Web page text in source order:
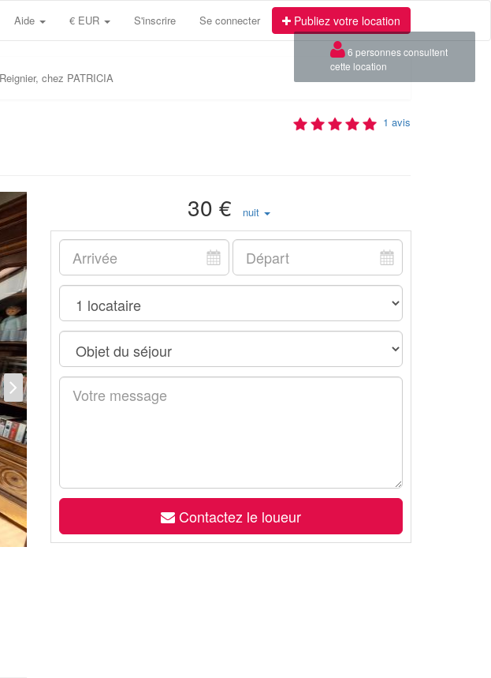
Aide € EUR S'inscrire Se connecter Publiez votre location
chez PATRICIA
1 avis
30 € nuit
Contactez le loueur